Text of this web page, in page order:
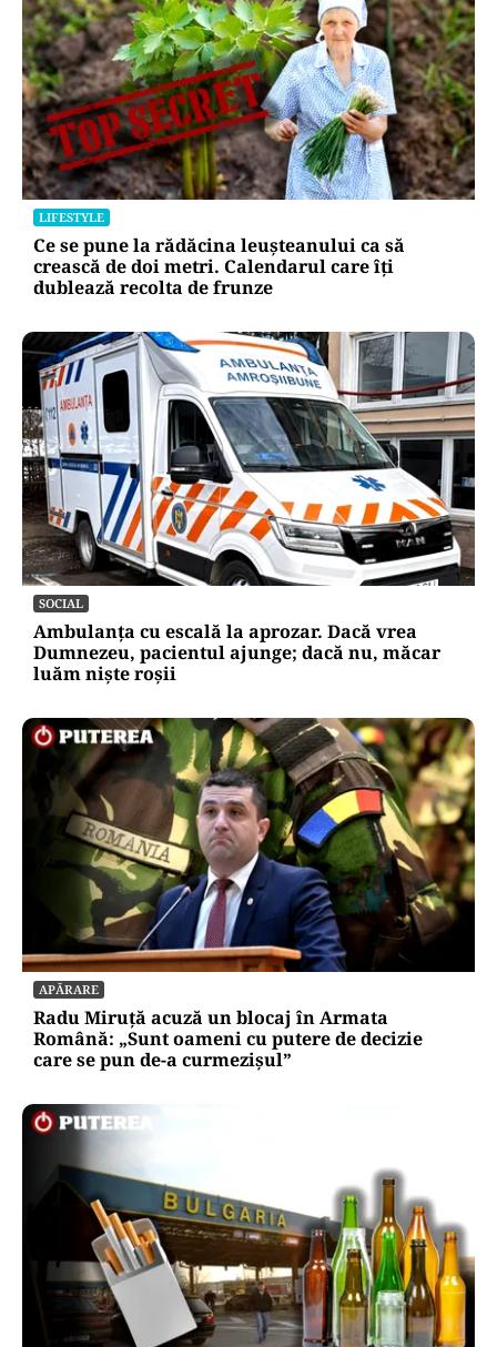
LIFESTYLE
Ce se pune la rădăcina leușteanului ca să
crească de doi metri. Calendarul care îți
dublează recolta de frunze
SOCIAL
Ambulanța cu escală la aprozar. Dacă vrea
Dumnezeu, pacientul ajunge; dacă nu, măcar
luăm niște roșii
APĂRARE
Radu Miruță acuză un blocaj în Armata
Română: „Sunt oameni cu putere de decizie
care se pun de-a curmezișul”